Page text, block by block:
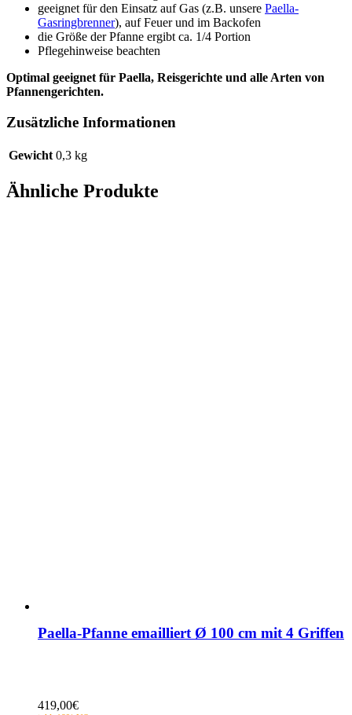
geeignet für den Einsatz auf Gas (z.B. unsere Paella-
Gasringbrenner), auf Feuer und im Backofen
die Größe der Pfanne ergibt ca. 1/4 Portion
Pflegehinweise beachten
Optimal geeignet für Paella, Reisgerichte und alle Arten von
Pfannengerichten.
Zusätzliche Informationen
Gewicht 0,3 kg
Ähnliche Produkte
Paella-Pfanne emailliert Ø 100 cm mit 4 Griffen
419,00€